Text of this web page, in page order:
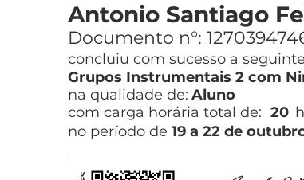
Antonio Santiago
Documento n°:
concluiu com sucesso a
Grupos Instrumentais 2 com
na qualidade de: Aluno
com carga horária total de: 20
no período de 19 a 22 de